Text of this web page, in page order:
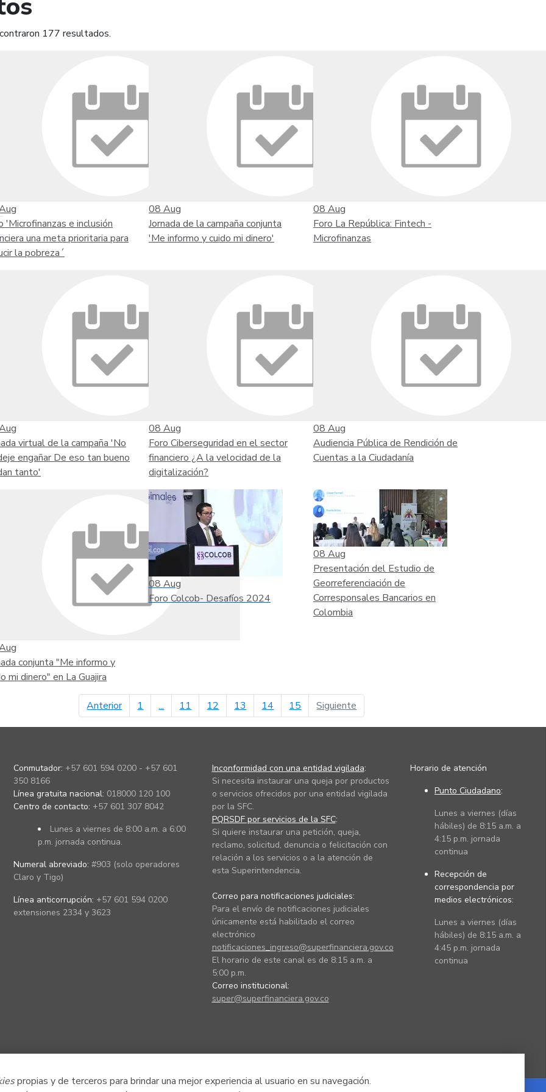
propias y de terceros para brindar una mejor experiencia al usuario en su navegación.
177 resultados.
'Microfinanzas e inclusión
una meta prioritaria para
la pobreza´
08 Aug
Jornada de la campaña conjunta
'Me informo y cuido mi dinero'
08 Aug
Foro La República: Fintech -
Microfinanzas
virtual de la campaña 'No
engañar De eso tan bueno
tanto'
08 Aug
Foro Ciberseguridad en el sector
financiero ¿A la velocidad de la
digitalización?
08 Aug
Audiencia Pública de Rendición de
Cuentas a la Ciudadanía
conjunta "Me informo y
mi dinero" en La Guajira
08 Aug
Foro Colcob- Desafíos 2024
08 Aug
Presentación del Estudio de
Georreferenciación de
Corresponsales Bancarios en
Colombia
Anteriorpágina anterior
1 ... 11 12 13 14 15 Siguiente
Conmutador: +57 601 594 0200 - +57 601
350 8166
Línea gratuita nacional: 018000 120 100
Centro de contacto: +57 601 307 8042
Lunes a viernes de 8:00 a.m. a 6:00
p.m. jornada continua.
Numeral abreviado: #903 (solo operadores
Claro y Tigo)
Línea anticorrupción: +57 601 594 0200
extensiones 2334 y 3623
Inconformidad con una entidad vigilada:
Si necesita instaurar una queja por productos
o servicios ofrecidos por una entidad vigilada
por la SFC.
PQRSDF por servicios de la SFC:
Si quiere instaurar una petición, queja,
reclamo, solicitud, denuncia o felicitación con
relación a los servicios o a la atención de
esta Superintendencia.
Correo para notificaciones judiciales:
Para el envío de notificaciones judiciales
únicamente está habilitado el correo
electrónico
notificaciones_ingreso@superfinanciera.gov.co
El horario de este canal es de 8:15 a.m. a
5:00 p.m.
Correo institucional:
super@superfinanciera.gov.co
Horario de atención
Punto Ciudadano:
Lunes a viernes (días
hábiles) de 8:15 a.m. a
4:15 p.m. jornada
continua
Recepción de
correspondencia por
medios electrónicos:
Lunes a viernes (días
hábiles) de 8:15 a.m. a
4:45 p.m. jornada
continua